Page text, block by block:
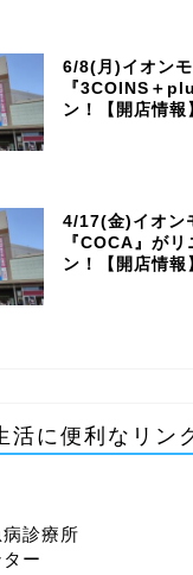
6/8(月)イオン
『3COINS＋
ン！【開店情報
4/17(金)イオン
『COCA』が
ン！【開店情報
活に便利なリン
病診療所
ー